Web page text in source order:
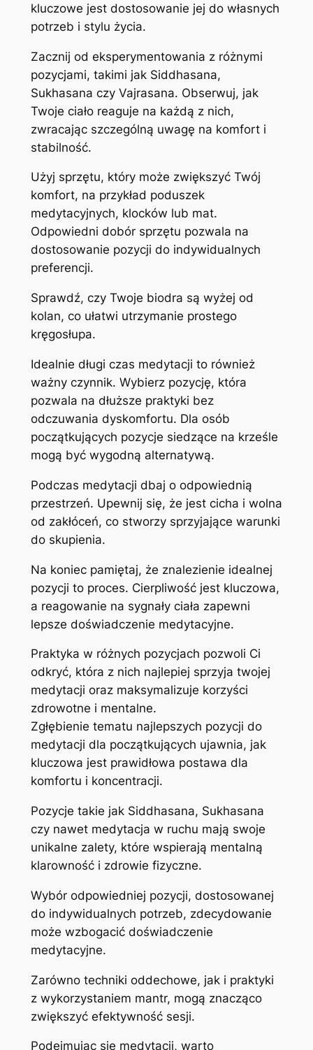
kluczowe jest dostosowanie jej do własnych
potrzeb i stylu życia.
Zacznij od eksperymentowania z różnymi
pozycjami, takimi jak Siddhasana,
Sukhasana czy Vajrasana. Obserwuj, jak
Twoje ciało reaguje na każdą z nich,
zwracając szczególną uwagę na komfort i
stabilność.
Użyj sprzętu, który może zwiększyć Twój
komfort, na przykład poduszek
medytacyjnych, klocków lub mat.
Odpowiedni dobór sprzętu pozwala na
dostosowanie pozycji do indywidualnych
preferencji.
Sprawdź, czy Twoje biodra są wyżej od
kolan, co ułatwi utrzymanie prostego
kręgosłupa.
Idealnie długi czas medytacji to również
ważny czynnik. Wybierz pozycję, która
pozwala na dłuższe praktyki bez
odczuwania dyskomfortu. Dla osób
początkujących pozycje siedzące na krześle
mogą być wygodną alternatywą.
Podczas medytacji dbaj o odpowiednią
przestrzeń. Upewnij się, że jest cicha i wolna
od zakłóceń, co stworzy sprzyjające warunki
do skupienia.
Na koniec pamiętaj, że znalezienie idealnej
pozycji to proces. Cierpliwość jest kluczowa,
a reagowanie na sygnały ciała zapewni
lepsze doświadczenie medytacyjne.
Praktyka w różnych pozycjach pozwoli Ci
odkryć, która z nich najlepiej sprzyja twojej
medytacji oraz maksymalizuje korzyści
zdrowotne i mentalne.
Zgłębienie tematu najlepszych pozycji do
medytacji dla początkujących ujawnia, jak
kluczowa jest prawidłowa postawa dla
komfortu i koncentracji.
Pozycje takie jak Siddhasana, Sukhasana
czy nawet medytacja w ruchu mają swoje
unikalne zalety, które wspierają mentalną
klarowność i zdrowie fizyczne.
Wybór odpowiedniej pozycji, dostosowanej
do indywidualnych potrzeb, zdecydowanie
może wzbogacić doświadczenie
medytacyjne.
Zarówno techniki oddechowe, jak i praktyki
z wykorzystaniem mantr, mogą znacząco
zwiększyć efektywność sesji.
Podejmując się medytacji, warto